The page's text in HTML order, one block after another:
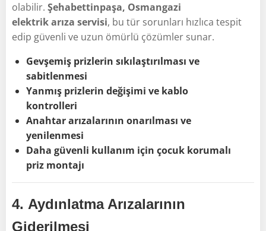
olabilir. Şehabettinpaşa, Osmangazi
elektrik arıza servisi, bu tür sorunları hızlıca tespit
edip güvenli ve uzun ömürlü çözümler sunar.
Gevşemiş prizlerin sıkılaştırılması ve
sabitlenmesi
Yanmış prizlerin değişimi ve kablo
kontrolleri
Anahtar arızalarının onarılması ve
yenilenmesi
Daha güvenli kullanım için çocuk korumalı
priz montajı
4. Aydınlatma Arızalarının
Giderilmesi